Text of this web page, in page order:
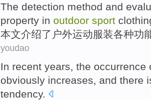
The detection method and
property in outdoor sport
本文介绍了 户外运动服装各种功
youdao
In recent years, the occurrence
obviously increases, and there
tendency.